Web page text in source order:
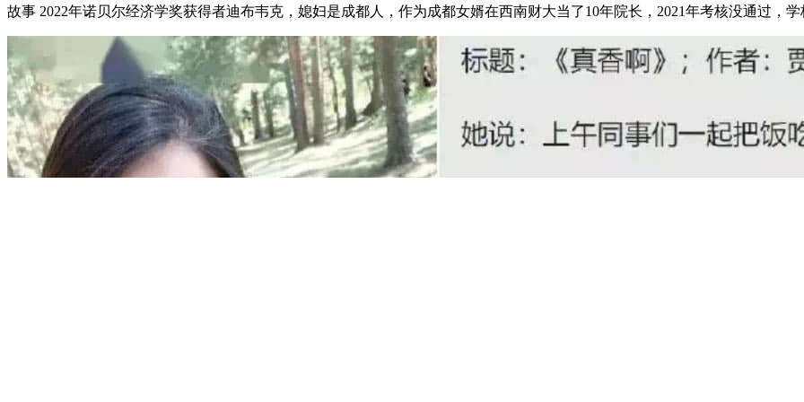
生活 2024-11-06
双十一打八折活动机场
前言 最近发现一家海外流量双十一在搞活动，使用优惠码“dgy618”，所有套餐可以打八折，分享给有需要的铜学，有需要的走